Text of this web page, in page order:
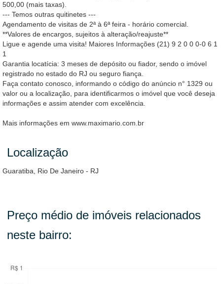
500,00 (mais taxas).
--- Temos outras quitinetes ---
Agendamento de visitas de 2ª à 6ª feira - horário comercial.
**Valores de encargos, sujeitos à alteração/reajuste**
Ligue e agende uma visita! Maiores Informações (21) 9 2 0 0 0-0 6 1
1
Garantia locatícia: 3 meses de depósito ou fiador, sendo o imóvel
registrado no estado do RJ ou seguro fiança.
Faça contato conosco, informando o código do anúncio n° 1329 ou
valor ou a localização, para identificarmos o imóvel que você deseja
informações e assim atender com excelência.
Mais informações em www.maximario.com.br
Localização
Guaratiba, Rio De Janeiro - RJ
Preço médio de imóveis relacionados
neste bairro: